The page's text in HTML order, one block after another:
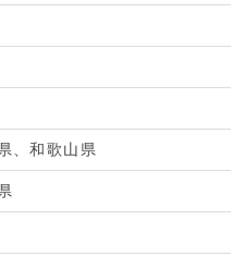
、和歌山県